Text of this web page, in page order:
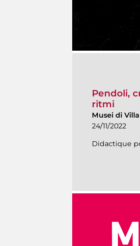
Pendoli,
ritmi
Musei di
24/11/2022
Didactique